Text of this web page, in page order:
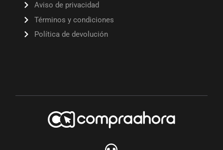
Aviso de privacidad
Términos y condiciones
Política de devolución